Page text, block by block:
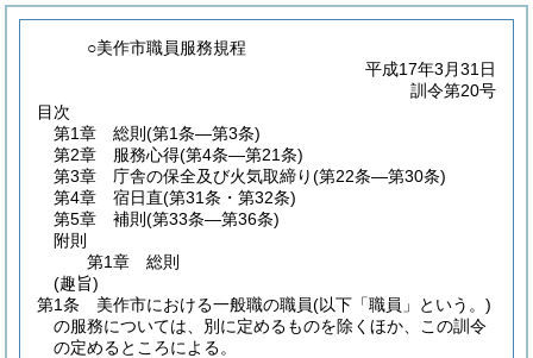
○美作市職員服務規程
平成17年3月31日
訓令第20号
目次
第1章
総則 (第1条―第3条)
第2章
服務心得(第4条―第21条)
第3章
庁舎の保全及び火気取締り(第22条―第30条)
第4章
宿日直(第31条・第32条)
第5章
補則 (第33条―第36条)
附則
第1章
総則
(趣旨)
第1条
美作市における一般職の職員(以下「職員」という。)
の服務については、別に定めるものを除くほか、この訓令
の定めるところによる。